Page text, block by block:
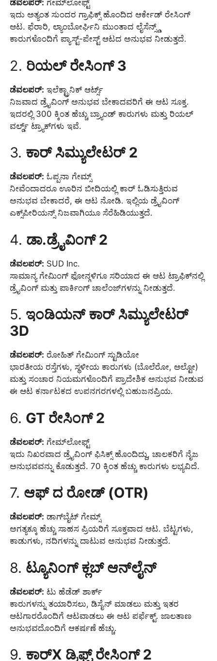
ಡೆವಲಪರ್: ಗೇಮ್‌ಲೋಫ್ಟ್
ಇದು ಅತ್ಯಂತ ಸುಂದರ ಗ್ರಾಫಿಕ್ಸ್ ಹೊಂದಿದ ಆರ್ಕೇಡ್ ರೇಸಿಂಗ್
ಆಟ. ಫೆರಾರಿ, ಲ್ಯಾಂಬೋರ್ಘಿನಿ ಮುಂತಾದ ಲೈಸೆನ್ಸ್ಡ್
ಕಾರುಗಳೊಂದಿಗೆ ಪ್ಯಾಸ್ಟ್-ಪೇಸ್ಟ್ ಆಟದ ಅನುಭವ ನೀಡುತ್ತದೆ.
2. ರಿಯಲ್ ರೇಸಿಂಗ್ 3
ಡೆವಲಪರ್: ಇಲೆಕ್ಟ್ರಾನಿಕ್ ಆರ್ಟ್ಸ್
ನಿಜವಾದ ಡ್ರೈವಿಂಗ್ ಅನುಭವ ಬೇಕಾದವರಿಗೆ ಈ ಆಟ ಸೂಕ್ತ.
ಇದರಲ್ಲಿ 300 ಕ್ಕಿಂತ ಹೆಚ್ಚು ಬ್ರ್ಯಾಂಡ್ ಕಾರುಗಳು ಮತ್ತು ರಿಯಲ್
ವರ್ಲ್ಡ್ ಟ್ರ್ಯಾಕ್‌ಗಳು ಇವೆ.
3. ಕಾರ್ ಸಿಮ್ಯುಲೇಟರ್ 2
ಡೆವಲಪರ್: ಓಪ್ಪನಾ ಗೇಮ್ಸ್
ನೀವೆಂದಾದರೂ ಊರಿನ ಬೀದಿಯಲ್ಲಿ ಕಾರ್ ಓಡಿಸುತ್ತಿರುವ
ಅನುಭವ ಬೇಕಾದರೆ, ಈ ಆಟ ನೋಡಿ. ಇಲ್ಲಿಯ ಡ್ರೈವಿಂಗ್
ಎಕ್ಸ್‌ಪೀರಿಯನ್ಸ್ ನಿಜವಾಗಿಯೂ ಸೆರೆಹಿಡಿಯುತ್ತದೆ.
4. ಡಾ.ಡ್ರೈವಿಂಗ್ 2
ಡೆವಲಪರ್: SUD Inc.
ಸಾಮಾನ್ಯ ಗೇಮಿಂಗ್ ಫೋನ್ಗಳಿಗೂ ಸರಿಯಾದ ಈ ಆಟ ಟ್ರಾಫಿಕ್‌ನಲ್ಲಿ
ಡ್ರೈವಿಂಗ್ ಮತ್ತು ಪಾರ್ಕಿಂಗ್ ಚಾಲೆಂಜ್‌ಗಳನ್ನು ನೀಡುತ್ತದೆ.
5. ಇಂಡಿಯನ್ ಕಾರ್ ಸಿಮ್ಯುಲೇಟರ್
3D
ಡೆವಲಪರ್: ರೋಹಿತ್ ಗೇಮಿಂಗ್ ಸ್ಟುಡಿಯೋ
ಭಾರತೀಯ ರಸ್ತೆಗಳು, ಸ್ಥಳೀಯ ಕಾರುಗಳು (ಬೊಲೆರೋ, ಆಲ್ಟೋ)
ಮತ್ತು ಸಂಚಾರ ನಿಯಮಗಳೊಂದಿಗೆ ಪ್ರಾದೇಶಿಕ ಅನುಭವ ನೀಡುವ
ಈ ಆಟ ಕರ್ನಾಟಕದ ಉಪನಗರಗಳಲ್ಲಿ ಬಹುಜನಪ್ರಿಯ.
6. GT ರೇಸಿಂಗ್ 2
ಡೆವಲಪರ್: ಗೇಮ್‌ಲೋಫ್ಟ್
ಇದು ನಿಖರವಾದ ಡ್ರೈವಿಂಗ್ ಫಿಸಿಕ್ಸ್ ಹೊಂದಿದ್ದು, ಚಾಲಕರಿಗೆ ನೈಜ
ಅನುಭವವನ್ನು ಕೊಡುತ್ತದೆ. 70 ಕ್ಕಿಂತ ಹೆಚ್ಚು ಕಾರುಗಳು ಲಭ್ಯವಿದೆ.
7. ಆಫ್ ದ ರೋಡ್ (OTR)
ಡೆವಲಪರ್: ಡಾಗ್‌ಬೈಟ್ ಗೇಮ್ಸ್
ಅಗತ್ಯಕ್ಕೂ ಹೆಚ್ಚು ಸಾಹಸ ಪ್ರಿಯರಿಗೆ ಸೂಕ್ತವಾದ ಆಟ. ಬೆಟ್ಟಗಳು,
ಕಾಡುಗಳು, ನದಿಗಳನ್ನು ದಾಟುವ ಅನುಭವ ನೀಡುತ್ತದೆ.
8. ಟ್ಯೂನಿಂಗ್ ಕ್ಲಬ್ ಆನ್‌ಲೈನ್
ಡೆವಲಪರ್: ಟು ಹೆಡೆಡ್ ಶಾರ್ಕ್
ಕಾರುಗಳನ್ನು ತಯಾರಿಸಲು, ಡಿಸೈನ್ ಮಾಡಲು ಮತ್ತು ಇತರ
ಆಟಗಾರರೊಂದಿಗೆ ಆಟವಾಡಲು ಈ ಆಟ ಪರ್ಫೆಕ್ಟ್. ಜಾಲತಾಣ
ಅನುಭವದೊಂದಿಗೆ ಆಕರ್ಷಣೆ ಹೆಚ್ಚು.
9. ಕಾರ್X ಡ್ರಿಫ್ಟ್ ರೇಸಿಂಗ್ 2